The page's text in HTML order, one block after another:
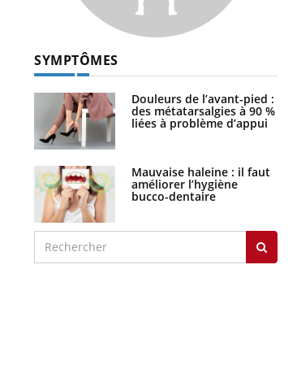
SYMPTÔMES
Douleurs de l’avant-pied :
des métatarsalgies à 90 %
liées à problème d’appui
Mauvaise haleine : il faut
améliorer l’hygiène
bucco-dentaire